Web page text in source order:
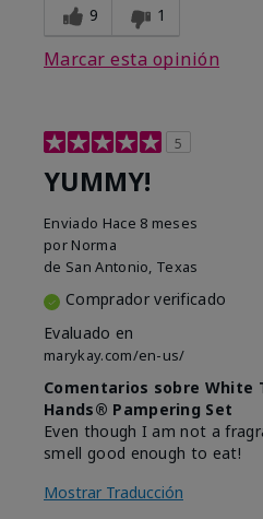
9 1
Marcar esta opinión
5
YUMMY!
Enviado Hace 8 meses
por Norma
de San Antonio, Texas
Comprador verificado
Evaluado en
marykay.com/en-us/
Comentarios sobre White
Hands® Pampering Set
Even though I am not a
smell good enough to eat!
Mostrar Traducción